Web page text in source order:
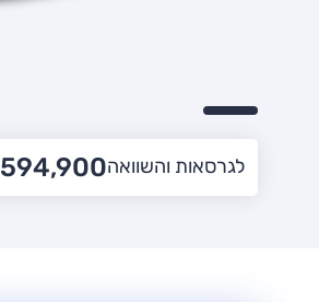
לגרסאות והשוואה594,900 -